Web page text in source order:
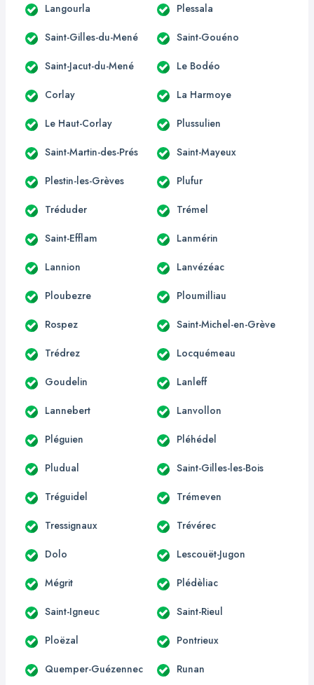
Langourla Plessala
Saint-Gilles-du-Mené Saint-Gouéno
Saint-Jacut-du-Mené Le Bodéo
Corlay La Harmoye
Le Haut-Corlay Plussulien
Saint-Martin-des-Prés Saint-Mayeux
Plestin-les-Grèves Plufur
Tréduder Trémel
Saint-Efflam Lanmérin
Lannion Lanvézéac
Ploubezre Ploumilliau
Rospez Saint-Michel-en-Grève
Trédrez Locquémeau
Goudelin Lanleff
Lannebert Lanvollon
Pléguien Pléhédel
Pludual Saint-Gilles-les-Bois
Tréguidel Trémeven
Tressignaux Trévérec
Dolo Lescouët-Jugon
Mégrit Plédèliac
Saint-Igneuc Saint-Rieul
Ploëzal Pontrieux
Quemper-Guézennec Runan